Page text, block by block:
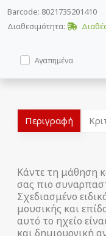
Barcode: 8021735201410
Διαθεσιμότητα:
Αγαπημένα
Περιγραφή
Κάντε τη μάθηση
σας πιο
Σχεδιασμένο
μουσικής και
αυτό το ηχείο
και δημιουργική